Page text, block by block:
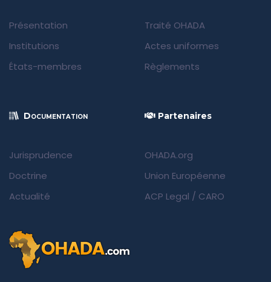
Présentation
Institutions
États-membres
Traité OHADA
Actes uniformes
Règlements
Documentation
Jurisprudence
Doctrine
Actualité
Partenaires
OHADA.org
Union Européenne
ACP Legal / CARO